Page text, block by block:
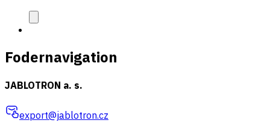
Fodernavigation
JABLOTRON a. s.
export@jablotron.cz